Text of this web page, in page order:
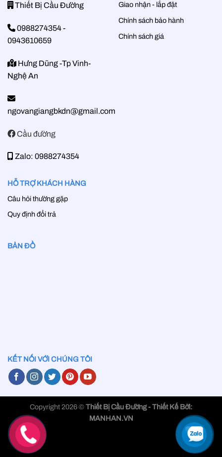
Thiết Bị Cầu Đường
0988274354-
0943610659
Hưng Dũng -Tp Vinh-
Nghệ An
ngovangiangbkdn@gmail.com
Cầu đường
Zalo: 0988274354
Giao nhận - lắp đặt
Chính sách bảo hành
Chính sách giá
HỖ TRỢ KHÁCH HÀNG
Câu hỏi thường gặp
Quy định đổi trả
BẢN ĐỒ
KẾT NỐI VỚI CHÚNG TÔI
Copyright 2026 ©Thiết Bị Cầu Đường - Thiết Kế Bởi:
MANHAN.VN